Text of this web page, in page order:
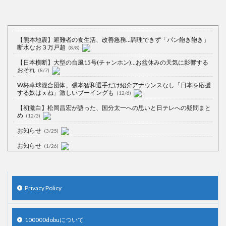
【熊本地震】避難者の食生活、改善急務…調理できず「パン飽き飽き」
断水なお３万戸超 (8/8)
【日本横断】大型の台風15号(チャンホン)…お盆休みの天気に影響する
おそれ (8/7)
W杯卓球混合団体、張本智和選手だけ紹介アナウンスなし「日本を応援
する奴はｘね」激しいブーイングも
(12/6)
【初激白】松岡昌宏が語った、国分太一への思いと日テレへの疑問まと
め (12/3)
お知らせ (3/25)
お知らせ (1/26)
【中国】処理水の問題化狙うも不発？ASEAN関連会合で賛同広がらず
(7/13)
【韓国】54.1％「IAEA報告書を信用しない」
Privacy Policy
100000dobuについて